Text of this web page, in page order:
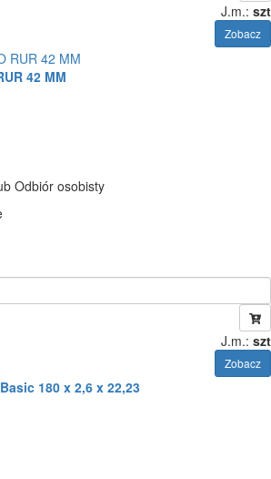
J.m.: szt
Zobacz
42 MM
Odbiór osobisty
J.m.: szt
Zobacz
180 x 2,6 x 22,23